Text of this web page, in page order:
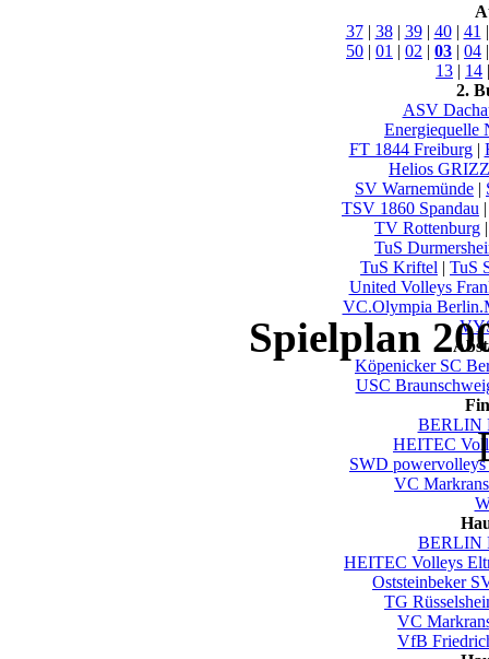
37| 38| 39| 40| 41
50 | 01 | 02 | 03 | 04
13 | 14
2.
ASV
Energiequelle
FT 1844 Freiburg|
Helios
SV Warnemünde |
TSV 1860 Spandau
TV Rottenburg
TuS
TuS Kriftel | TuS
United Volleys
VC.Olympia
Köpenicker SC
USC
BERLIN
HEITEC
SWD
VC
BERLIN
HEITEC Volleys
Oststeinbeker
TG
VC
VfB
Spielplan